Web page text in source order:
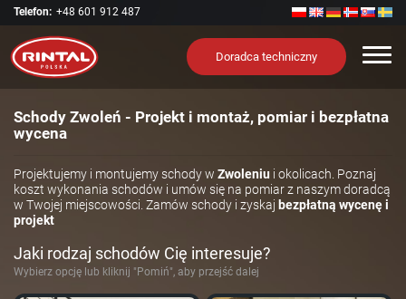
Telefon: +48 601 912 487
Doradca techniczny
Schody Zwoleń - Projekt i montaż, pomiar i bezpłatna
wycena
Projektujemy i montujemy schody w Zwoleniu i okolicach. Poznaj
koszt wykonania schodów i umów się na pomiar z naszym doradcą
w Twojej miejscowości. Zamów schody i zyskaj bezpłatną wycenę i
projekt
Jaki rodzaj schodów Cię interesuje?
Wybierz opcję lub kliknij "Pomiń", aby przejść dalej